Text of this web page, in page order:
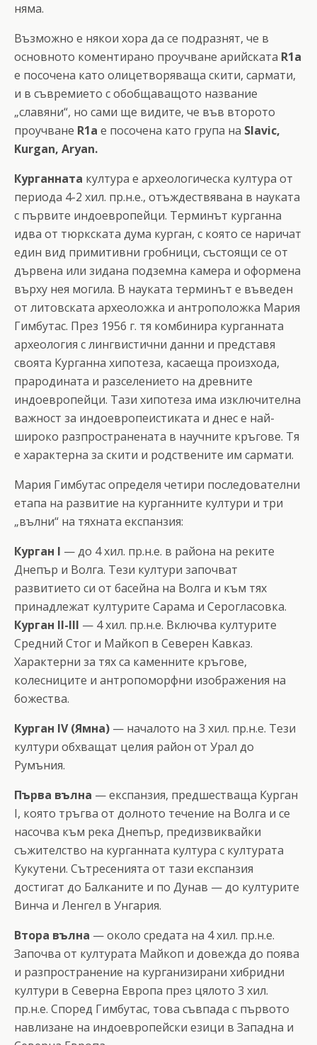
няма.
Възможно е някои хора да се подразнят, че в
основното коментирано проучване арийската R1a
е посочена като олицетворяваща скити, сармати,
и в съвремието с обобщаващото название
„славяни“, но сами ще видите, че във второто
проучване R1a е посочена като група на Slavic,
Kurgan, Aryan.
Курганната култура е археологическа култура от
периода 4-2 хил. пр.н.е., отъждествявана в науката
с първите индоевропейци. Терминът курганна
идва от тюркската дума курган, с която се наричат
един вид примитивни гробници, състоящи се от
дървена или зидана подземна камера и оформена
върху нея могила. В науката терминът е въведен
от литовската археоложка и антроположка Мария
Гимбутас. През 1956 г. тя комбинира курганната
археология с лингвистични данни и представя
своята Курганна хипотеза, касаеща произхода,
прародината и разселението на древните
индоевропейци. Тази хипотеза има изключителна
важност за индоевропеистиката и днес е най-
широко разпространената в научните кръгове. Тя
е характерна за скити и родствените им сармати.
Мария Гимбутас определя четири последователни
етапа на развитие на курганните култури и три
„вълни“ на тяхната експанзия:
Курган I — до 4 хил. пр.н.е. в района на реките
Днепър и Волга. Тези култури започват
развитието си от басейна на Волга и към тях
принадлежат културите Сарама и Серогласовка.
Курган II-III — 4 хил. пр.н.е. Включва културите
Средний Стог и Майкоп в Северен Кавказ.
Характерни за тях са каменните кръгове,
колесниците и антропоморфни изображения на
божества.
Курган IV (Ямна) — началото на 3 хил. пр.н.е. Тези
култури обхващат целия район от Урал до
Румъния.
Първа вълна — експанзия, предшестваща Курган
I, която тръгва от долното течение на Волга и се
насочва към река Днепър, предизвиквайки
съжителство на курганната култура с културата
Кукутени. Сътресенията от тази експанзия
достигат до Балканите и по Дунав — до културите
Винча и Ленгел в Унгария.
Втора вълна — около средата на 4 хил. пр.н.е.
Започва от културата Майкоп и довежда до поява
и разпространение на курганизирани хибридни
култури в Северна Европа през цялото 3 хил.
пр.н.е. Според Гимбутас, това съвпада с първото
навлизане на индоевропейски езици в Западна и